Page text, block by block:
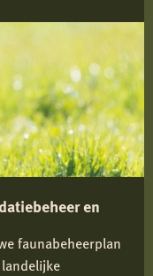
en
faunabeheerplan